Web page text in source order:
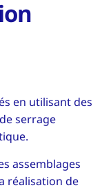
en utilisant des
serrage
assemblages
réalisation de